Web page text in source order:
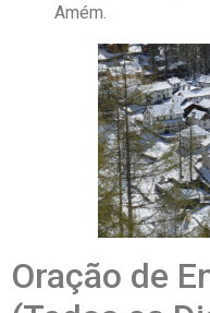
Amém.
Oração de